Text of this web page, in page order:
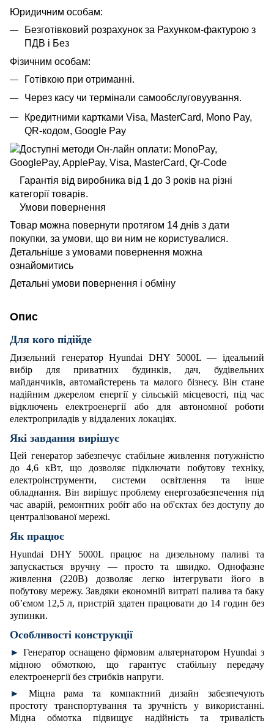
Юридичним особам:
Безготівковий розрахунок за Рахунком-фактурою з
ПДВ і Без
Фізичним особам:
Готівкою при отриманні.
Через касу чи термінали самообслуговуування.
Кредитними картками Visa, MasterCard, Mono Pay,
QR-кодом, Google Pay
Гарантія від виробника від 1 до 3 років на різні
категорії товарів.
Умови повернення
Товар можна повернути протягом 14 днів з дати
покупки, за умови, що ви ним не користувалися.
Детальніше з умовами повернення можна
ознайомитись
Детальні умови повернення і обміну
Опис
Для кого підійде
Дизельний генератор Hyundai DHY 5000L — ідеальний
вибір для приватних будинків, дач, будівельних
майданчиків, автомайстерень та малого бізнесу. Він стане
надійним джерелом енергії у сільській місцевості, під час
відключень електроенергії або для автономної роботи
електроприладів у віддалених локаціях.
Які завдання вирішує
Цей генератор забезпечує стабільне живлення потужністю
до 4,6 кВт, що дозволяє підключати побутову техніку,
електроінструменти, системи освітлення та інше
обладнання. Він вирішує проблему енергозабезпечення під
час аварій, ремонтних робіт або на об'єктах без доступу до
централізованої мережі.
Як працює
Hyundai DHY 5000L працює на дизельному паливі та
запускається вручну — просто та швидко. Однофазне
живлення (220В) дозволяє легко інтегрувати його в
побутову мережу. Завдяки економній витраті палива та баку
об’ємом 12,5 л, пристрій здатен працювати до 14 годин без
зупинки.
Особливості конструкції
► Генератор оснащено фірмовим альтернатором Hyundai з
мідною обмоткою, що гарантує стабільну передачу
електроенергії без стрибків напруги.
► Міцна рама та компактний дизайн забезпечують
простоту транспортування та зручність у використанні.
Мідна обмотка підвищує надійність та тривалість